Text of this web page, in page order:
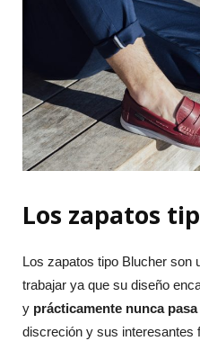
Los zapatos
Los zapatos tipo Blucher son
trabajar ya que su diseño
y prácticamente nunca
discreción y sus interesantes